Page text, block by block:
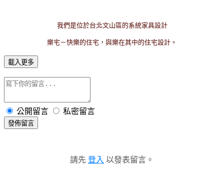
我們是位於台北文山區的系統家具設計
樂宅－快樂的住宅，與樂在其中的住宅設計。
載入更多
公開留言 私密留言
發佈留言
請先 登入 以發表留言。